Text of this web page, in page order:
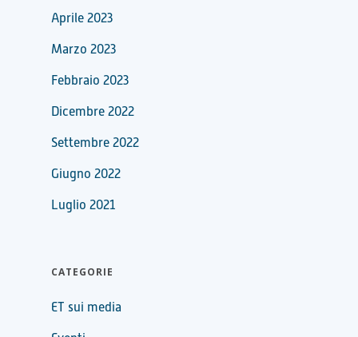
Aprile 2023
Marzo 2023
Febbraio 2023
Dicembre 2022
Settembre 2022
Giugno 2022
Luglio 2021
CATEGORIE
ET sui media